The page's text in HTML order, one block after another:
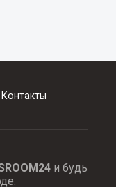
Контакты
и будь